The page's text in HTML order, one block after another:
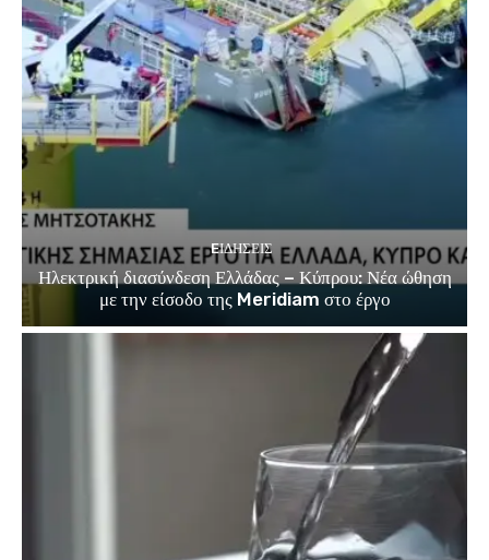
EΙΔΗΣΕΙΣ
Ηλεκτρική διασύνδεση Ελλάδας – Κύπρου: Νέα ώθηση
με την είσοδο της Meridiam στο έργο